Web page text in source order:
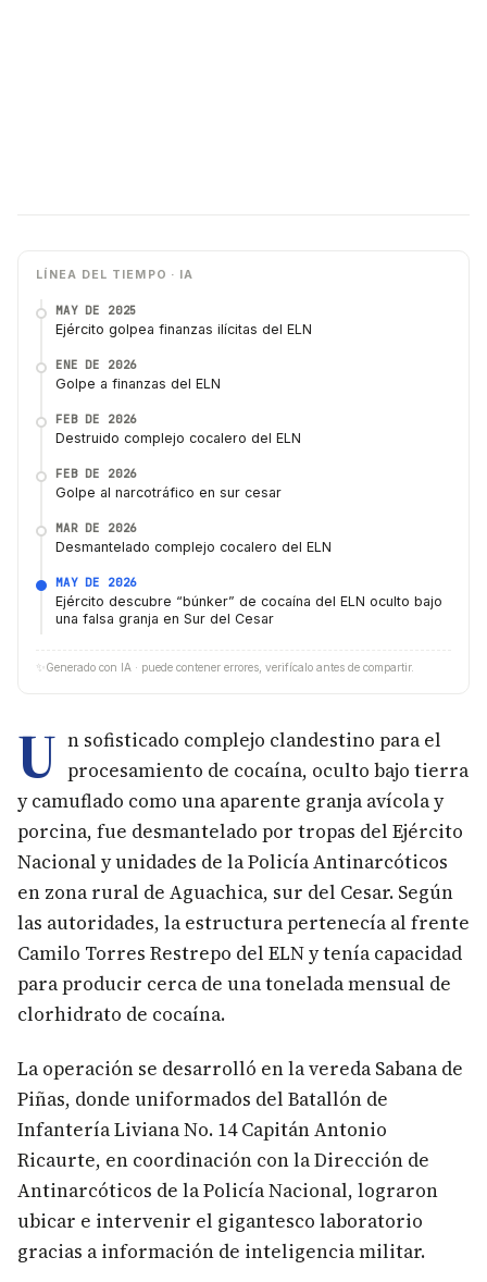
LÍNEA DEL TIEMPO · IA
MAY DE 2025
Ejército golpea finanzas ilícitas del ELN
ENE DE 2026
Golpe a finanzas del ELN
FEB DE 2026
Destruido complejo cocalero del ELN
FEB DE 2026
Golpe al narcotráfico en sur cesar
MAR DE 2026
Desmantelado complejo cocalero del ELN
MAY DE 2026
Ejército descubre “búnker” de cocaína del ELN oculto bajo
una falsa granja en Sur del Cesar
✨ Generado con IA · puede contener errores, verifícalo antes de compartir.
U n sofisticado complejo clandestino para el
procesamiento de cocaína, oculto bajo tierra
y camuflado como una aparente granja avícola y
porcina, fue desmantelado por tropas del Ejército
Nacional y unidades de la Policía Antinarcóticos
en zona rural de Aguachica, sur del Cesar. Según
las autoridades, la estructura pertenecía al frente
Camilo Torres Restrepo del ELN y tenía capacidad
para producir cerca de una tonelada mensual de
clorhidrato de cocaína.
La operación se desarrolló en la vereda Sabana de
Piñas, donde uniformados del Batallón de
Infantería Liviana No. 14 Capitán Antonio
Ricaurte, en coordinación con la Dirección de
Antinarcóticos de la Policía Nacional, lograron
ubicar e intervenir el gigantesco laboratorio
gracias a información de inteligencia militar.